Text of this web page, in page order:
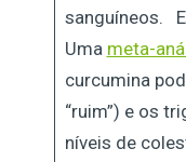
sanguíneos.
Uma meta-
curcumina
“ruim”) e os
níveis de